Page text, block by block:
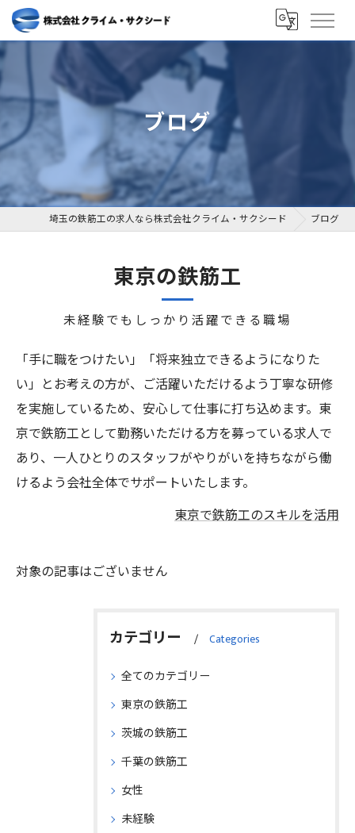
ブログ
埼玉の鉄筋工の求人なら株式会社クライム・サクシード ブログ
東京の鉄筋工
未経験でもしっかり活躍できる職場
「手に職をつけたい」「将来独立できるようになりた
い」とお考えの方が、ご活躍いただけるよう丁寧な研修
を実施しているため、安心して仕事に打ち込めます。東
京で鉄筋工として勤務いただける方を募っている求人で
あり、一人ひとりのスタッフがやりがいを持ちながら働
けるよう会社全体でサポートいたします。
東京で鉄筋工のスキルを活用
対象の記事はございません
カテゴリー Categories
全てのカテゴリー
東京の鉄筋工
茨城の鉄筋工
千葉の鉄筋工
女性
未経験